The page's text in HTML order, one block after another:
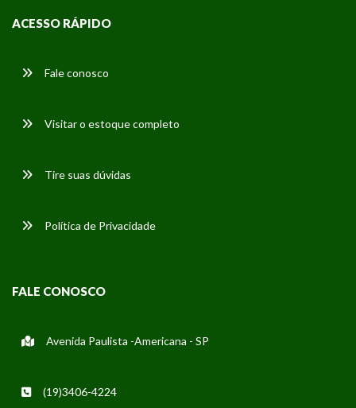
ACESSO RÁPIDO
Fale conosco
Visitar o estoque completo
Tire suas dúvidas
Política de Privacidade
FALE CONOSCO
Avenida Paulista -Americana - SP
(19)3406-4224